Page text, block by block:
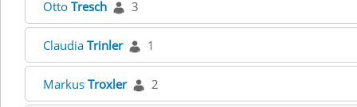
Otto Tresch 3
Claudia Trinler 1
Markus Troxler 2